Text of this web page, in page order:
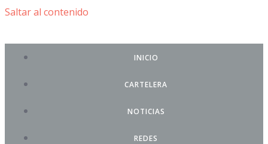
Saltar al contenido
INICIO
CARTELERA
NOTICIAS
REDES